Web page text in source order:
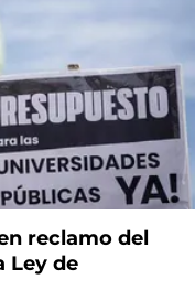
reclamo del
Ley de